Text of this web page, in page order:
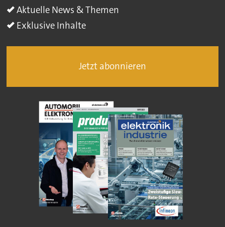
Aktuelle News & Themen
Exklusive Inhalte
Jetzt abonnieren